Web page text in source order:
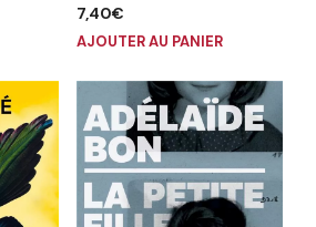
7,40€
AJOUTER AU PANIER